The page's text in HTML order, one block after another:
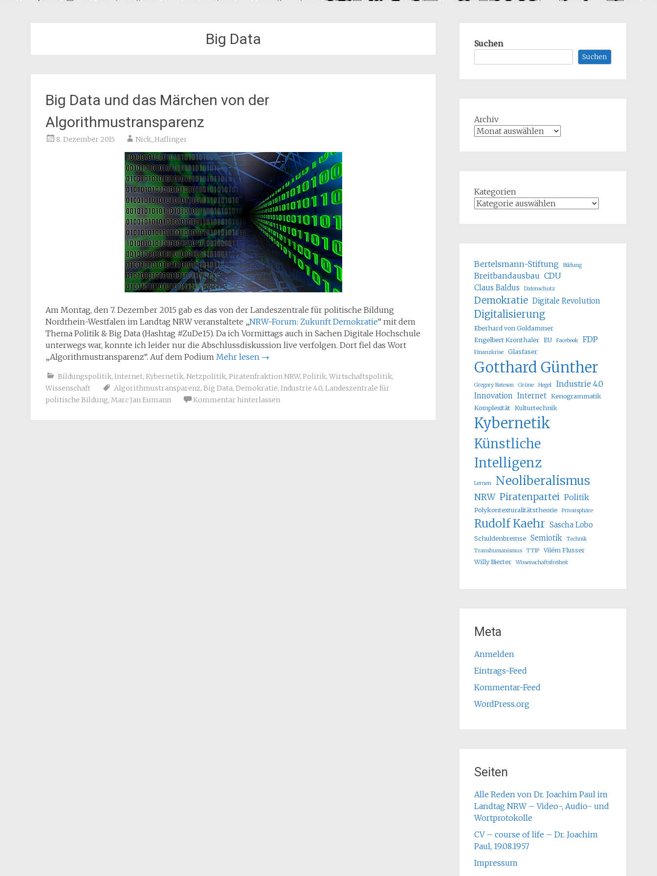
Big Data
Big Data und das Märchen von der
Algorithmustransparenz
8. Dezember 2015 Nick_Haflinger
Am Montag, den 7. Dezember 2015 gab es das von der Landeszentrale für politische Bildung
Nordrhein-Westfalen im Landtag NRW veranstaltete „NRW-Forum: Zukunft Demokratie“ mit dem
Thema Politik & Big Data (Hashtag #ZuDe15). Da ich Vormittags auch in Sachen Digitale Hochschule
unterwegs war, konnte ich leider nur die Abschlussdiskussion live verfolgen. Dort fiel das Wort
„Algorithmustransparenz“. Auf dem Podium Mehr lesen →
Bildungspolitik, Internet, Kybernetik, Netzpolitik, Piratenfraktion NRW, Politik, Wirtschaftspolitik,
Wissenschaft
Algorithmustransparenz, Big Data, Demokratie, Industrie 4.0, Landeszentrale für
politische Bildung, Marc Jan Eumann Kommentar hinterlassen
Suchen
Suchen
Archiv
Kategorien
Bertelsmann-Stiftung Bildung
Breitbandausbau CDU
Claus Baldus Datenschutz
Demokratie Digitale Revolution
Digitalisierung
Eberhard von Goldammer
Engelbert Kronthaler EU Facebook FDP
Finanzkrise Glasfaser
Gotthard Günther
Gregory Bateson Grüne Hegel Industrie 4.0
Innovation Internet Kenogrammatik
Komplexität Kulturtechnik
Kybernetik
Künstliche
Intelligenz
Lernen Neoliberalismus
NRW Piratenpartei Politik
Polykontexturalitätstheorie Privatsphäre
Rudolf Kaehr Sascha Lobo
Schuldenbremse Semiotik
Technik
Transhumanismus
TTIP
Vilém Flusser
Willy Bierter
Wissenschaftsfreiheit
Meta
Anmelden
Eintrags-Feed
Kommentar-Feed
WordPress.org
Seiten
Alle Reden von Dr. Joachim Paul im
Landtag NRW – Video-, Audio- und
Wortprotokolle
CV – course of life – Dr. Joachim
Paul, 19.08.1957
Impressum